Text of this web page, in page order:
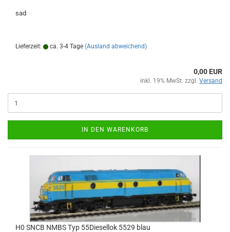
sad
Lieferzeit: ca. 3-4 Tage (Ausland abweichend)
0,00 EUR
inkl. 19% MwSt. zzgl. Versand
IN DEN WARENKORB
H0 SNCB NMBS Typ 55Diesellok 5529 blau